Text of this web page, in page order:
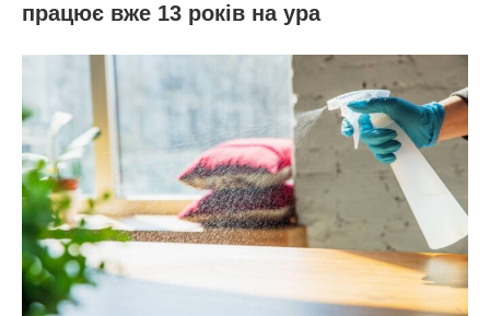
працює вже 13 років на ура